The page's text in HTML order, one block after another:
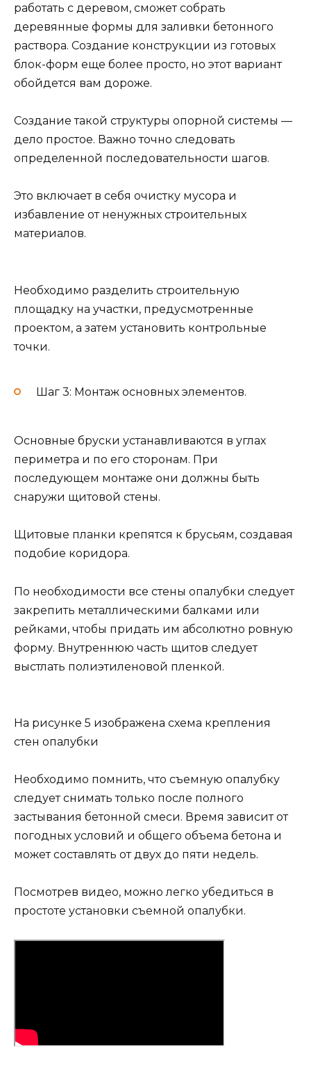
работать с деревом, сможет собрать
деревянные формы для заливки бетонного
раствора. Создание конструкции из готовых
блок-форм еще более просто, но этот вариант
обойдется вам дороже.
Создание такой структуры опорной системы —
дело простое. Важно точно следовать
определенной последовательности шагов.
Это включает в себя очистку мусора и
избавление от ненужных строительных
материалов.
Необходимо разделить строительную
площадку на участки, предусмотренные
проектом, а затем установить контрольные
точки.
Шаг 3: Монтаж основных элементов.
Основные бруски устанавливаются в углах
периметра и по его сторонам. При
последующем монтаже они должны быть
снаружи щитовой стены.
Щитовые планки крепятся к брусьям, создавая
подобие коридора.
По необходимости все стены опалубки следует
закрепить металлическими балками или
рейками, чтобы придать им абсолютно ровную
форму. Внутреннюю часть щитов следует
выстлать полиэтиленовой пленкой.
На рисунке 5 изображена схема крепления
стен опалубки
Необходимо помнить, что съемную опалубку
следует снимать только после полного
застывания бетонной смеси. Время зависит от
погодных условий и общего объема бетона и
может составлять от двух до пяти недель.
Посмотрев видео, можно легко убедиться в
простоте установки съемной опалубки.